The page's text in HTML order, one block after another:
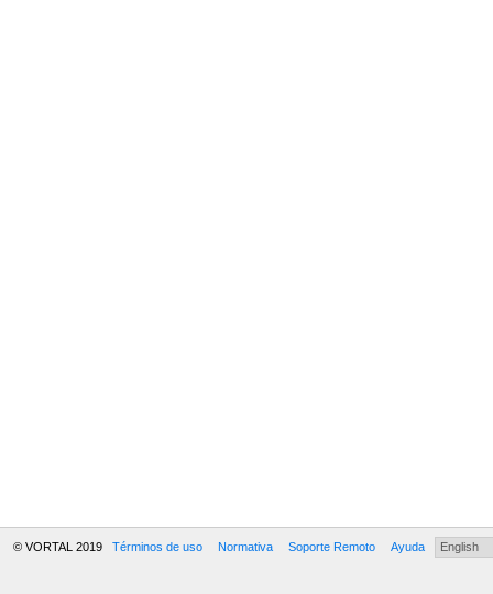
© VORTAL 2019 Términos de uso Normativa Soporte Remoto Ayuda